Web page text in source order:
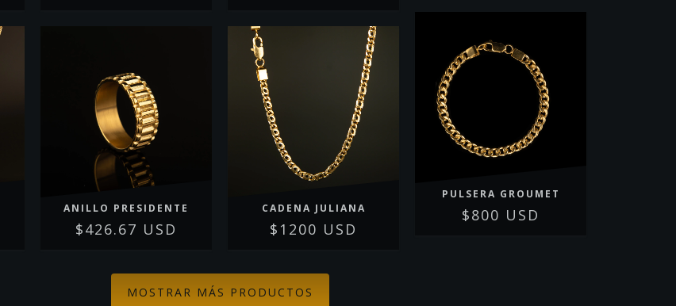
ANILLO PRESIDENTE
$426.67 USD
CADENA JULIANA
$1200 USD
PULSERA GROUMET
$800 USD
MOSTRAR MÁS PRODUCTOS